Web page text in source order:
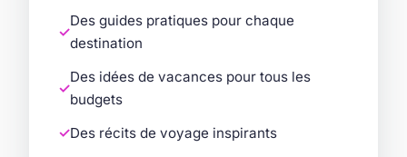
Des guides pratiques pour chaque
destination
Des idées de vacances pour tous les
budgets
Des récits de voyage inspirants